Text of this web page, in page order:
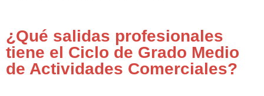
¿Qué salidas profesionales
tiene el Ciclo de Grado Medio
de Actividades Comerciales?